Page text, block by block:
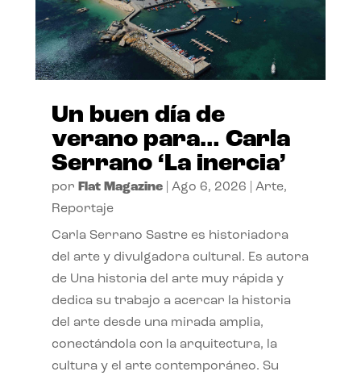
Un buen día de
verano para… Carla
Serrano ‘La inercia’
por Flat Magazine| Ago 6, 2026 Arte,
Reportaje
Carla Serrano Sastre es historiadora
del arte y divulgadora cultural. Es autora
de Una historia del arte muy rápida y
dedica su trabajo a acercar la historia
del arte desde una mirada amplia,
conectándola con la arquitectura, la
cultura y el arte contemporáneo. Su